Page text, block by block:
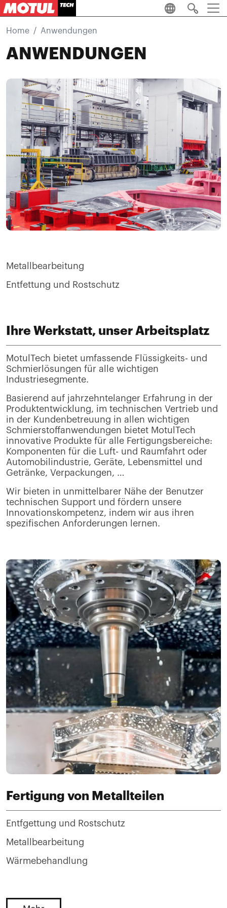
Skip to main content
Home Anwendungen
ANWENDUNGEN
Metallbearbeitung
Entfettung und Rostschutz
Ihre Werkstatt, unser Arbeitsplatz
MotulTech bietet umfassende Flüssigkeits- und
Schmierlösungen für alle wichtigen
Industriesegmente.
Basierend auf jahrzehntelanger Erfahrung in der
Produktentwicklung, im technischen Vertrieb und
in der Kundenbetreuung in allen wichtigen
Schmierstoffanwendungen bietet MotulTech
innovative Produkte für alle Fertigungsbereiche:
Komponenten für die Luft- und Raumfahrt oder
Automobilindustrie, Geräte, Lebensmittel und
Getränke, Verpackungen, …
Wir bieten in unmittelbarer Nähe der Benutzer
technischen Support und fördern unsere
Innovationskompetenz, indem wir aus ihren
spezifischen Anforderungen lernen.
Fertigung von Metallteilen
Entfgettung und Rostschutz
Metallbearbeitung
Wärmebehandlung